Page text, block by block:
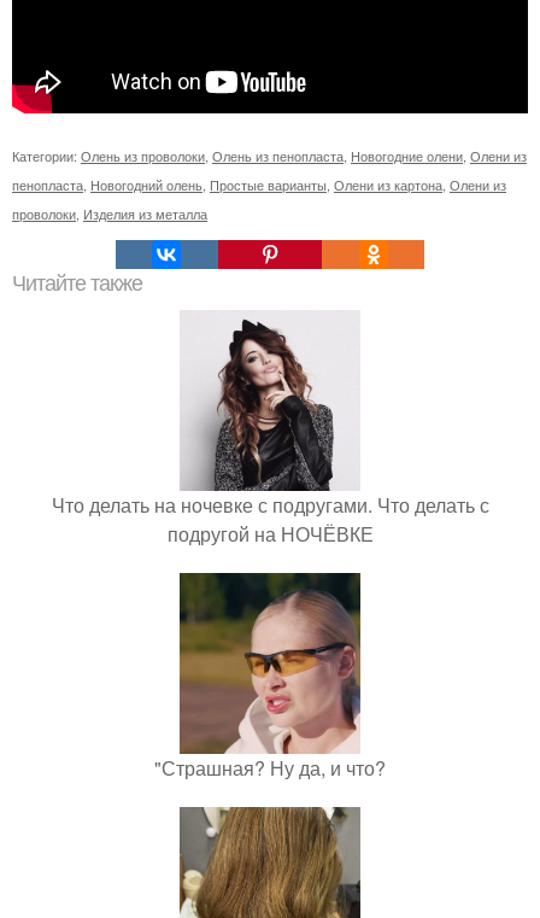
Категории: Олень из проволоки Олень из пенопласта Новогодние олени Олени из
пенопласта Новогодний олень Простые варианты Олени из картона Олени из
проволоки Изделия из металла
Читайте также
Что делать на ночевке с подругами. Что делать с
подругой на НОЧЁВКЕ
"Страшная? Ну да, и что?